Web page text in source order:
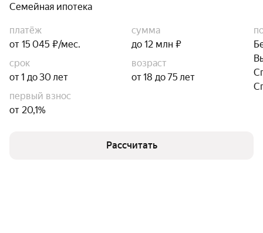
Семейная ипотека
платёж
от 15 045 ₽/мес.
сумма
до 12 млн ₽
срок
от 1 до 30 лет
возраст
от 18 до 75 лет
первый взнос
от 20,1%
Рассчитать